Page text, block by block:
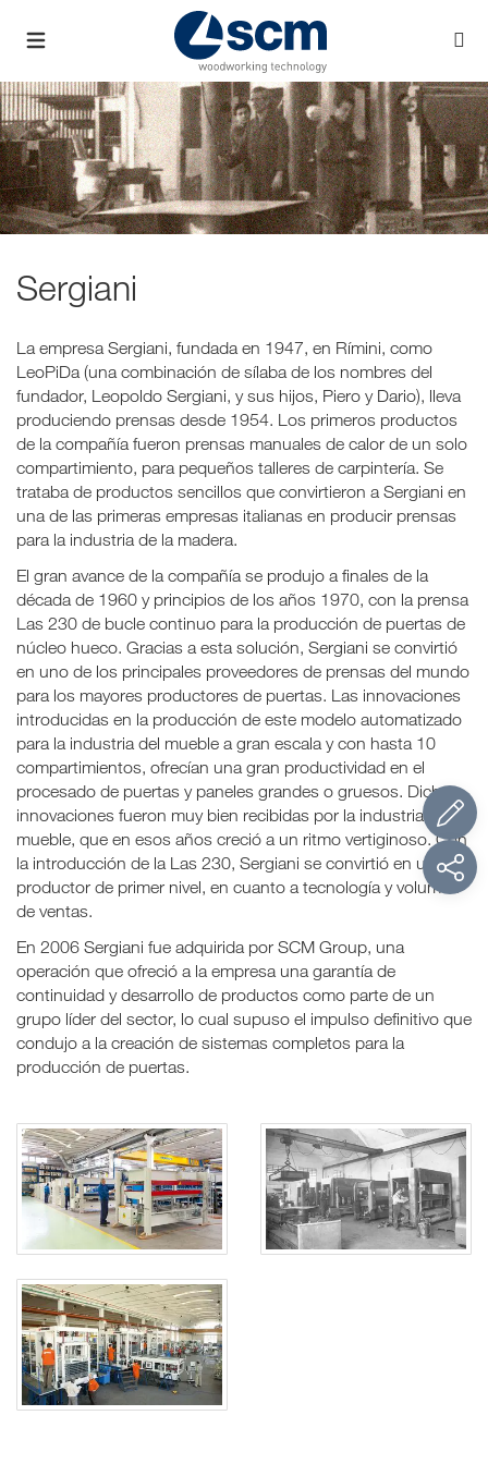
Sergiani
La empresa Sergiani, fundada en 1947, en Rímini, como
LeoPiDa (una combinación de sílaba de los nombres del
fundador, Leopoldo Sergiani, y sus hijos, Piero y Dario), lleva
produciendo prensas desde 1954. Los primeros productos
de la compañía fueron prensas manuales de calor de un solo
compartimiento, para pequeños talleres de carpintería. Se
trataba de productos sencillos que convirtieron a Sergiani en
una de las primeras empresas italianas en producir prensas
para la industria de la madera.
El gran avance de la compañía se produjo a finales de la
década de 1960 y principios de los años 1970, con la prensa
Las 230 de bucle continuo para la producción de puertas de
núcleo hueco. Gracias a esta solución, Sergiani se convirtió
en uno de los principales proveedores de prensas del mundo
para los mayores productores de puertas. Las innovaciones
introducidas en la producción de este modelo automatizado
para la industria del mueble a gran escala y con hasta 10
compartimientos, ofrecían una gran productividad en el
procesado de puertas y paneles grandes o gruesos. Dichas
innovaciones fueron muy bien recibidas por la industria del
mueble, que en esos años creció a un ritmo vertiginoso. Con
la introducción de la Las 230, Sergiani se convirtió en un
productor de primer nivel, en cuanto a tecnología y volumen
de ventas.
En 2006 Sergiani fue adquirida por SCM Group, una
operación que ofreció a la empresa una garantía de
continuidad y desarrollo de productos como parte de un
grupo líder del sector, lo cual supuso el impulso definitivo que
condujo a la creación de sistemas completos para la
producción de puertas.